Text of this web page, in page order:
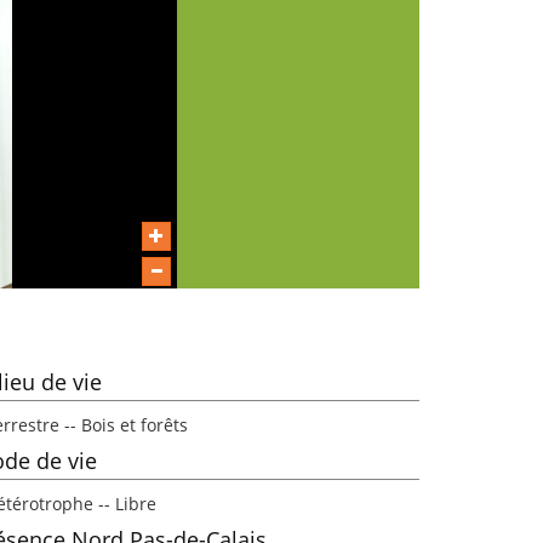
de vie
-- Bois et forêts
de vie
-- Libre